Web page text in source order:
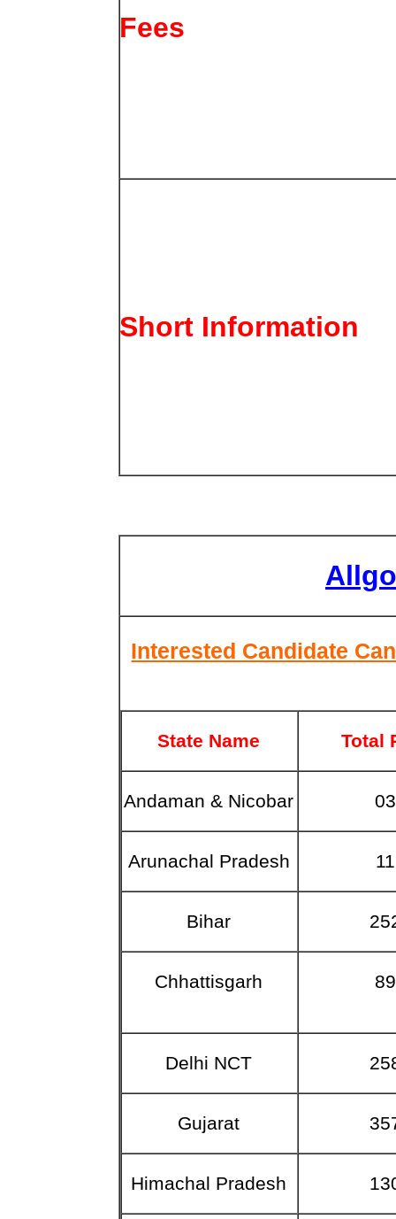
Fees
Short Information
Interested Candidate
State Name Total
Andaman & Nicobar 03
Arunachal Pradesh 11
Bihar
Chhattisgarh 89
Delhi NCT
Gujarat
Himachal Pradesh